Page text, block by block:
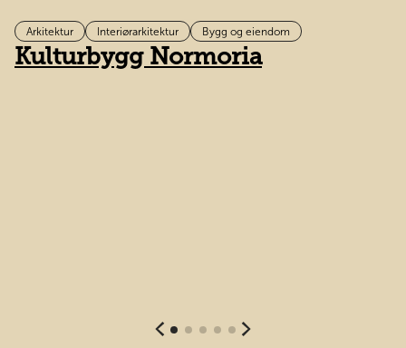
Arkitektur Interiørarkitektur Bygg og eiendom
Kulturbygg Normoria